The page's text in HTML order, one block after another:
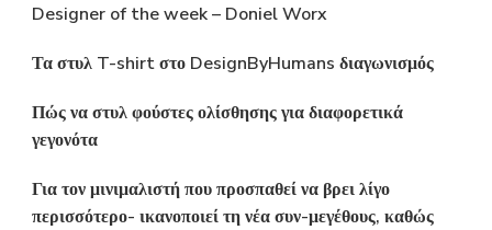
Designer of the week – Doniel Worx
Τα στυλ T-shirt στο DesignByHumans διαγωνισμός
Πώς να στυλ φούστες ολίσθησης για διαφορετικά
γεγονότα
Για τον μινιμαλιστή που προσπαθεί να βρει λίγο
περισσότερο- ικανοποιεί τη νέα συν-μεγέθους, καθώς